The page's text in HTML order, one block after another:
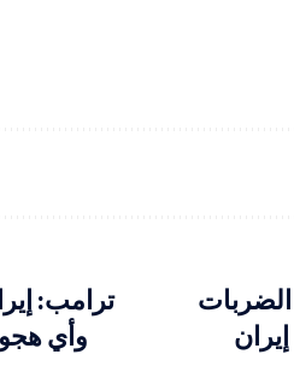
الضربات
ترامب:
وأي